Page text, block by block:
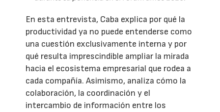
En esta entrevista, Caba explica por qué la
productividad ya no puede entenderse como
una cuestión exclusivamente interna y por
qué resulta imprescindible ampliar la mirada
hacia el ecosistema empresarial que rodea a
cada compañía. Asimismo, analiza cómo la
colaboración, la coordinación y el
intercambio de información entre los